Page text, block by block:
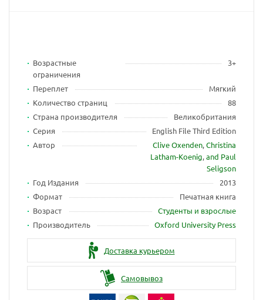
Возрастные
ограничения
3+
Переплет
Мягкий
Количество страниц
88
Страна производителя
Великобритания
Серия
English File Third Edition
Автор
Clive Oxenden,Christina
Latham-Koenig,and Paul
Seligson
Год Издания
2013
Формат
Печатная книга
Возраст
Студенты и взрослые
Производитель
Oxford University Press
Доставка курьером
Самовывоз